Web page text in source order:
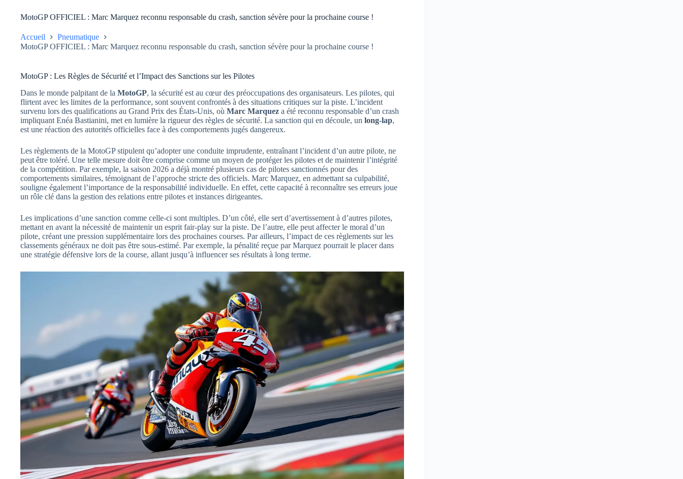
MotoGP OFFICIEL : Marc Marquez reconnu responsable du crash, sanction sévère pour la prochaine course !
Accueil
Pneumatique
MotoGP OFFICIEL : Marc Marquez reconnu responsable du crash, sanction sévère pour la prochaine course !
MotoGP : Les Règles de Sécurité et l’Impact des Sanctions sur les Pilotes
Dans le monde palpitant de la MotoGP, la sécurité est au cœur des préoccupations des organisateurs. Les pilotes, qui
flirtent avec les limites de la performance, sont souvent confrontés à des situations critiques sur la piste. L’incident
survenu lors des qualifications au Grand Prix des États-Unis, où Marc Marquez a été reconnu responsable d’un crash
impliquant Enéa Bastianini, met en lumière la rigueur des règles de sécurité. La sanction qui en découle, un long-lap,
est une réaction des autorités officielles face à des comportements jugés dangereux.
Les règlements de la MotoGP stipulent qu’adopter une conduite imprudente, entraînant l’incident d’un autre pilote, ne
peut être toléré. Une telle mesure doit être comprise comme un moyen de protéger les pilotes et de maintenir l’intégrité
de la compétition. Par exemple, la saison 2026 a déjà montré plusieurs cas de pilotes sanctionnés pour des
comportements similaires, témoignant de l’approche stricte des officiels. Marc Marquez, en admettant sa culpabilité,
souligne également l’importance de la responsabilité individuelle. En effet, cette capacité à reconnaître ses erreurs joue
un rôle clé dans la gestion des relations entre pilotes et instances dirigeantes.
Les implications d’une sanction comme celle-ci sont multiples. D’un côté, elle sert d’avertissement à d’autres pilotes,
mettant en avant la nécessité de maintenir un esprit fair-play sur la piste. De l’autre, elle peut affecter le moral d’un
pilote, créant une pression supplémentaire lors des prochaines courses. Par ailleurs, l’impact de ces règlements sur les
classements généraux ne doit pas être sous-estimé. Par exemple, la pénalité reçue par Marquez pourrait le placer dans
une stratégie défensive lors de la course, allant jusqu’à influencer ses résultats à long terme.